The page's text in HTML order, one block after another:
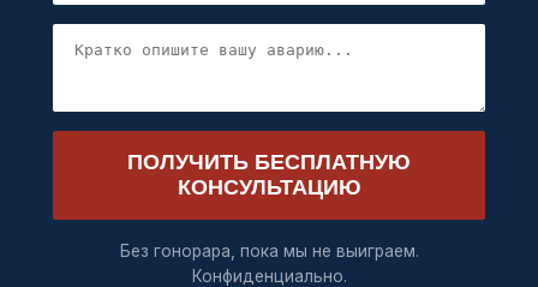
ПОЛУЧИТЬ БЕСПЛАТНУЮ
КОНСУЛЬТАЦИЮ
Без гонорара, пока мы не выиграем.
Конфиденциально.